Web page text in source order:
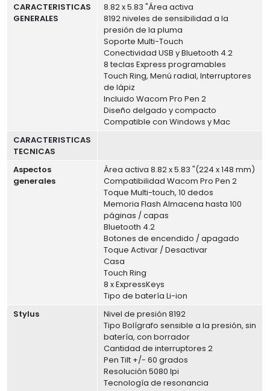
CARACTERISTICAS
GENERALES
8.82 x 5.83 "Área activa
8192 niveles de sensibilidad a la
presión de la pluma
Soporte Multi-Touch
Conectividad USB y Bluetooth 4.2
8 teclas Express programables
Touch Ring, Menú radial, Interruptores
de lápiz
Incluido Wacom Pro Pen 2
Diseño delgado y compacto
Compatible con Windows y Mac
CARACTERISTICAS
TECNICAS
Aspectos
generales
Área activa 8.82 x 5.83 "(224 x 148 mm)
Compatibilidad Wacom Pro Pen 2
Toque Multi-touch, 10 dedos
Memoria Flash Almacena hasta 100
páginas / capas
Bluetooth 4.2
Botones de encendido / apagado
Toque Activar / Desactivar
Casa
Touch Ring
8 x ExpressKeys
Tipo de batería Li-ion
Stylus
Nivel de presión 8192
Tipo Bolígrafo sensible a la presión, sin
batería, con borrador
Cantidad de interruptores 2
Pen Tilt +/- 60 grados
Resolución 5080 lpi
Tecnología de resonancia